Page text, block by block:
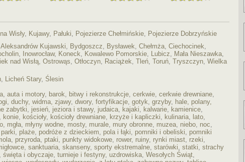
Wisły, Kujawy, Pałuki, Pojezierze Chełmińskie, Pojezierze Dobrzyńskie
Aleksandrów Kujawski, Bydgoszcz, Bysławek, Chełmża, Ciechocinek,
, Inowrocław, Koneck, Kowalewo Pomorskie, Lubicz, Mała Nieszawka,
nad Wisłą, Ostrowąs, Otłoczyn, Raciążek, Tleń, Toruń, Tryszczyn, Wielka
, Licheń Stary, Ślesin
, auta i motory, barok, bitwy i rekonstrukcje, cerkwie, cerkwie drewniane,
, duchy, widma, zjawy, dwory, fortyfikacje, gotyk, grzyby, hale, polany,
zabytki, jesień, jeziora i stawy, judaica, kajaki, kalwarie, kamienice,
konie, kościoły, kościoły drewniane, krzyże i kapliczki, kulinaria, lato,
, mgła, młyny wodne, mosty, murale, mury obronne, muzea, niebo, noc,
parki, plaże, podróże z dzieckiem, pola i łąki, pomniki i obeliski, pomniki
, przyroda, ptaki, punkty widokowe, rower, ruiny, rynki miast, rzeki,
, sanktuaria, skanseny, sporty ekstremalne, starówki, statki, strachy
, święta i obyczaje, turnieje i festyny, uzdrowiska, Wesołych Świąt,